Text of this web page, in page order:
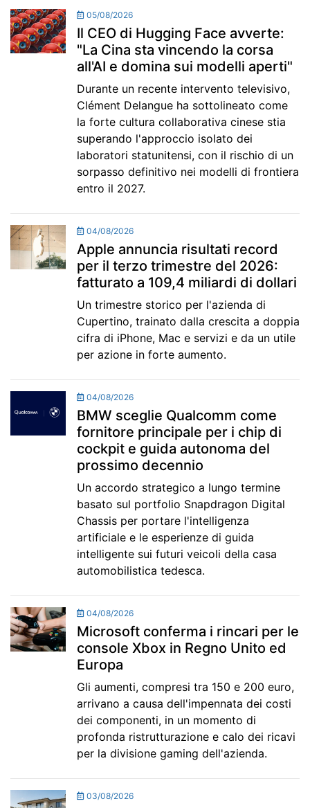
05/08/2026
Il CEO di Hugging Face avverte:
"La Cina sta vincendo la corsa
all'AI e domina sui modelli aperti"
Durante un recente intervento televisivo,
Clément Delangue ha sottolineato come
la forte cultura collaborativa cinese stia
superando l'approccio isolato dei
laboratori statunitensi, con il rischio di un
sorpasso definitivo nei modelli di frontiera
entro il 2027.
04/08/2026
Apple annuncia risultati record
per il terzo trimestre del 2026:
fatturato a 109,4 miliardi di dollari
Un trimestre storico per l'azienda di
Cupertino, trainato dalla crescita a doppia
cifra di iPhone, Mac e servizi e da un utile
per azione in forte aumento.
04/08/2026
BMW sceglie Qualcomm come
fornitore principale per i chip di
cockpit e guida autonoma del
prossimo decennio
Un accordo strategico a lungo termine
basato sul portfolio Snapdragon Digital
Chassis per portare l'intelligenza
artificiale e le esperienze di guida
intelligente sui futuri veicoli della casa
automobilistica tedesca.
04/08/2026
Microsoft conferma i rincari per le
console Xbox in Regno Unito ed
Europa
Gli aumenti, compresi tra 150 e 200 euro,
arrivano a causa dell'impennata dei costi
dei componenti, in un momento di
profonda ristrutturazione e calo dei ricavi
per la divisione gaming dell'azienda.
03/08/2026